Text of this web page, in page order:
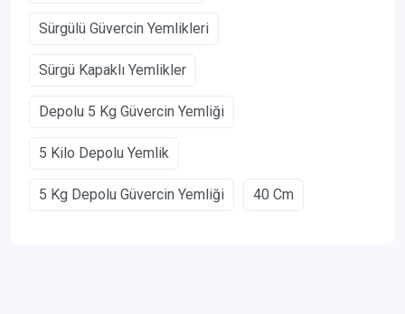
Sürgülü Güvercin Yemlikleri
Sürgü Kapaklı Yemlikler
Depolu 5 Kg Güvercin Yemliği
5 Kilo Depolu Yemlik
5 Kg Depolu Güvercin Yemliği 40 Cm